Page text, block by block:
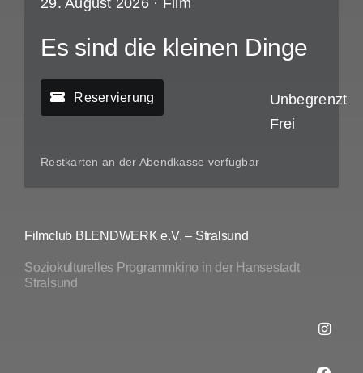
Es sind die kleinen Dinge
Reservierung
Unbegrenzt
Frei
Restkarten an der Abendkasse verfügbar
Filmclub BLENDWERK e.V. – Stralsund
Soziokulturelles Programmkino in der Hansestadt
Stralsund